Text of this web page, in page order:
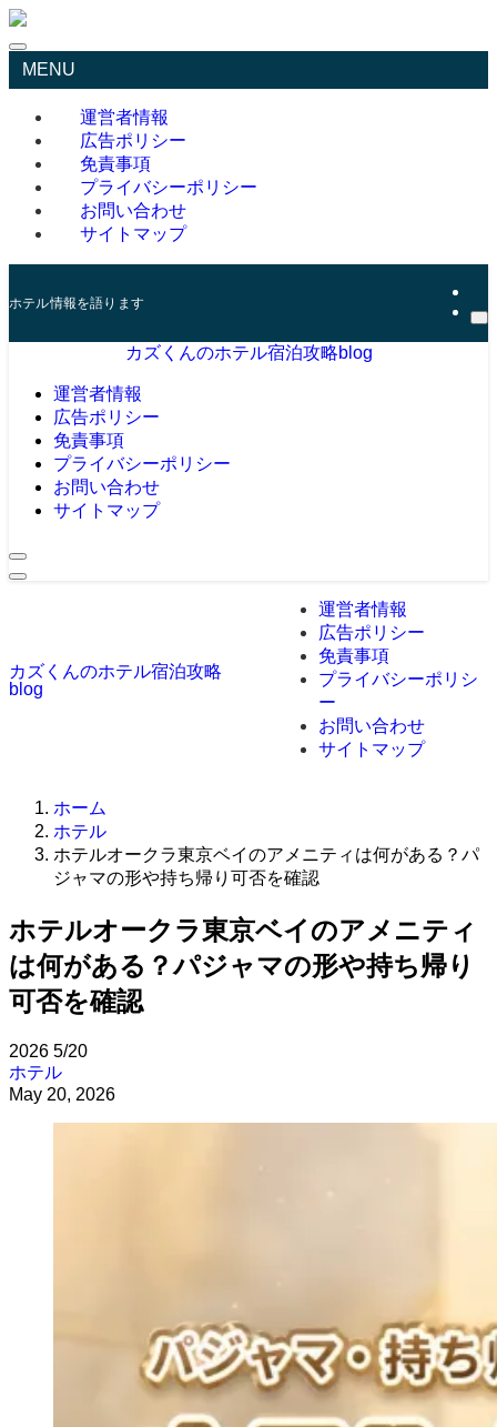
MENU
運営者情報
広告ポリシー
免責事項
プライバシーポリシー
お問い合わせ
サイトマップ
ホテル情報を語ります
カズくんのホテル宿泊攻略blog
運営者情報
広告ポリシー
免責事項
プライバシーポリシー
お問い合わせ
サイトマップ
カズくんのホテル宿泊攻略
blog
運営者情報
広告ポリシー
免責事項
プライバシーポリシ
ー
お問い合わせ
サイトマップ
ホーム
ホテル
ホテルオークラ東京ベイのアメニティは何がある？パ
ジャマの形や持ち帰り可否を確認
ホテルオークラ東京ベイのアメニティ
は何がある？パジャマの形や持ち帰り
可否を確認
2026 5/20
ホテル
May 20, 2026